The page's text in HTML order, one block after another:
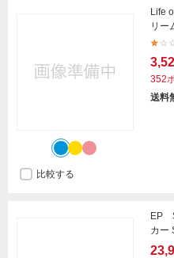
Life
リー
352
送料
比較する
EP
カー